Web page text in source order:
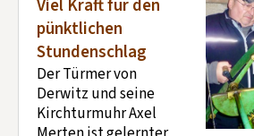
Viel Kraft für den
pünktlichen
Stundenschlag
Der Türmer von
Derwitz und seine
Kirchturmuhr Axel